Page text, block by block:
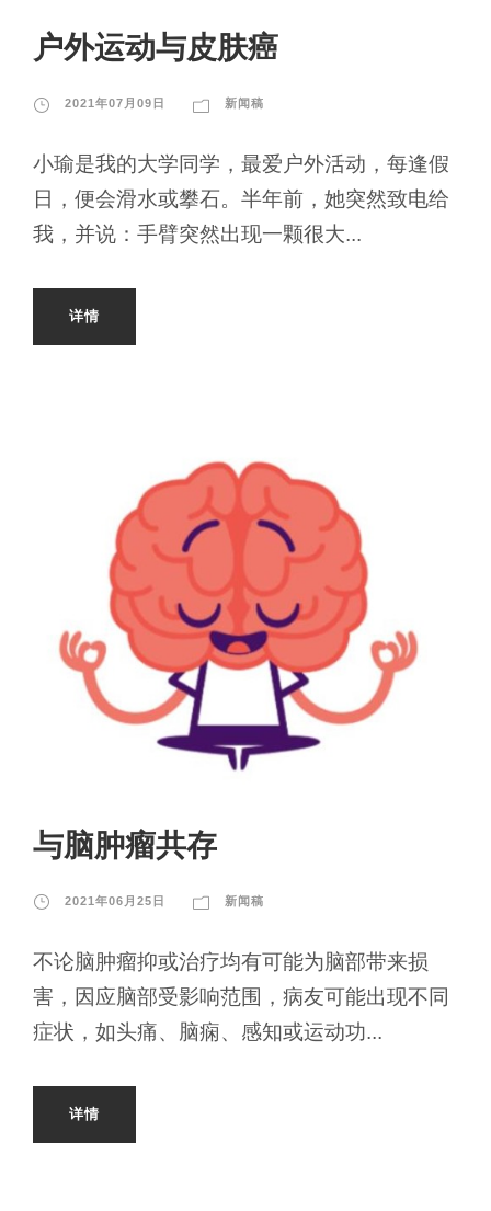
户外运动与皮肤癌
2021年07月09日 新闻稿
小瑜是我的大学同学，最爱户外活动，每逢假
日，便会滑水或攀石。半年前，她突然致电给
我，并说：手臂突然出现一颗很大...
详情
与脑肿瘤共存
2021年06月25日 新闻稿
不论脑肿瘤抑或治疗均有可能为脑部带来损
害，因应脑部受影响范围，病友可能出现不同
症状，如头痛、脑痫、感知或运动功...
详情